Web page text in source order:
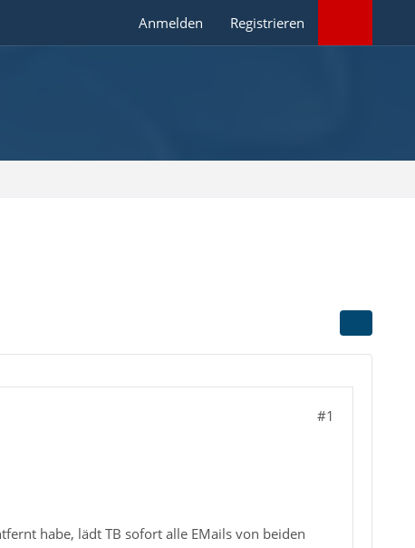
Anmelden Registrieren
#1
habe, lädt TB sofort alle EMails von beiden